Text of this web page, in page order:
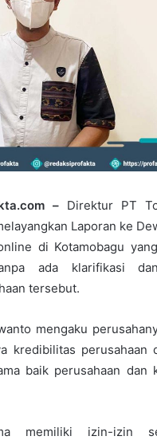
– Direktur PT
Laporan ke
di Kotamobagu
ada klarifikasi
tersebut.
mengaku
kredibilitas perusahaan
baik perusahaan dan
memiliki izin-izin